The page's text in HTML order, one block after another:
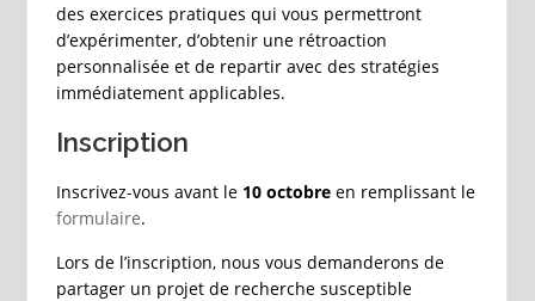
des exercices pratiques qui vous permettront
d’expérimenter, d’obtenir une rétroaction
personnalisée et de repartir avec des stratégies
immédiatement applicables.
Inscription
Inscrivez-vous avant le 10 octobreen remplissant le
formulaire.
Lors de l’inscription, nous vous demanderons de
partager un projet de recherche susceptible